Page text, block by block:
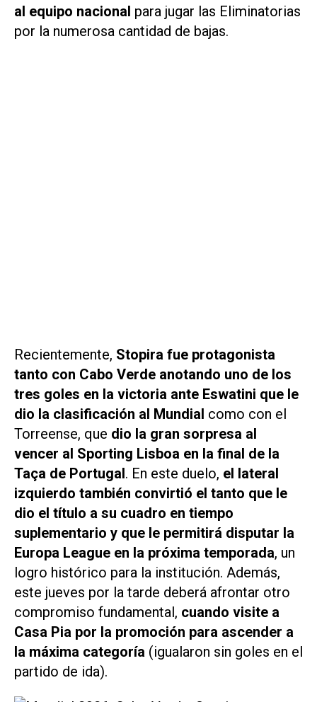
al equipo nacional para jugar las Eliminatorias
por la numerosa cantidad de bajas.
Recientemente, Stopira fue protagonista
tanto con Cabo Verde anotando uno de los
tres goles en la victoria ante Eswatini que le
dio la clasificación al Mundial como con el
Torreense, que dio la gran sorpresa al
vencer al Sporting Lisboa en la final de la
Taça de Portugal. En este duelo, el lateral
izquierdo también convirtió el tanto que le
dio el título a su cuadro en tiempo
suplementario y que le permitirá disputar la
Europa League en la próxima temporada, un
logro histórico para la institución. Además,
este jueves por la tarde deberá afrontar otro
compromiso fundamental, cuando visite a
Casa Pia por la promoción para ascender a
la máxima categoría (igualaron sin goles en el
partido de ida).